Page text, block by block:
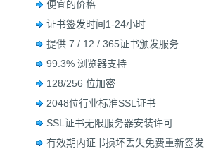
便宜的价格
证书签发时间1-24小时
提供 7 / 12 / 365证书颁发服务
99.3% 浏览器支持
128/256 位加密
2048位行业标准SSL证书
SSL证书无限服务器安装许可
有效期内证书损坏丢失免费重新签发